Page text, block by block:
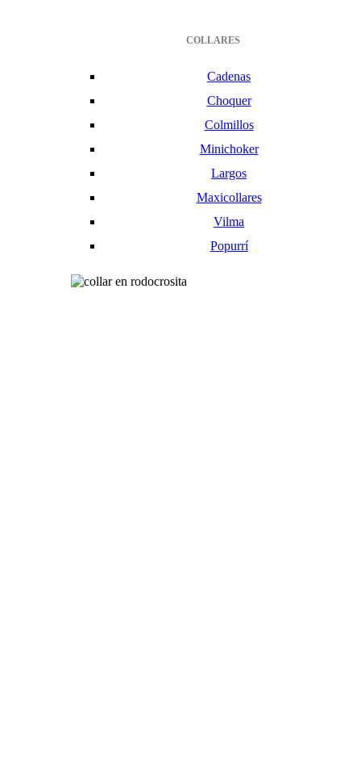
COLLARES
Cadenas
Choquer
Colmillos
Minichoker
Largos
Maxicollares
Vilma
Popurrí